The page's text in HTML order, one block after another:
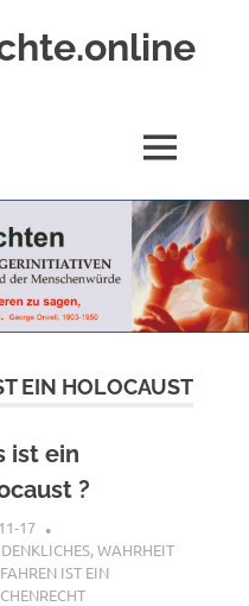
MENÜ
EIN HOLOCAUST
ist ein
?
17
,WAHRHEIT
IST EIN